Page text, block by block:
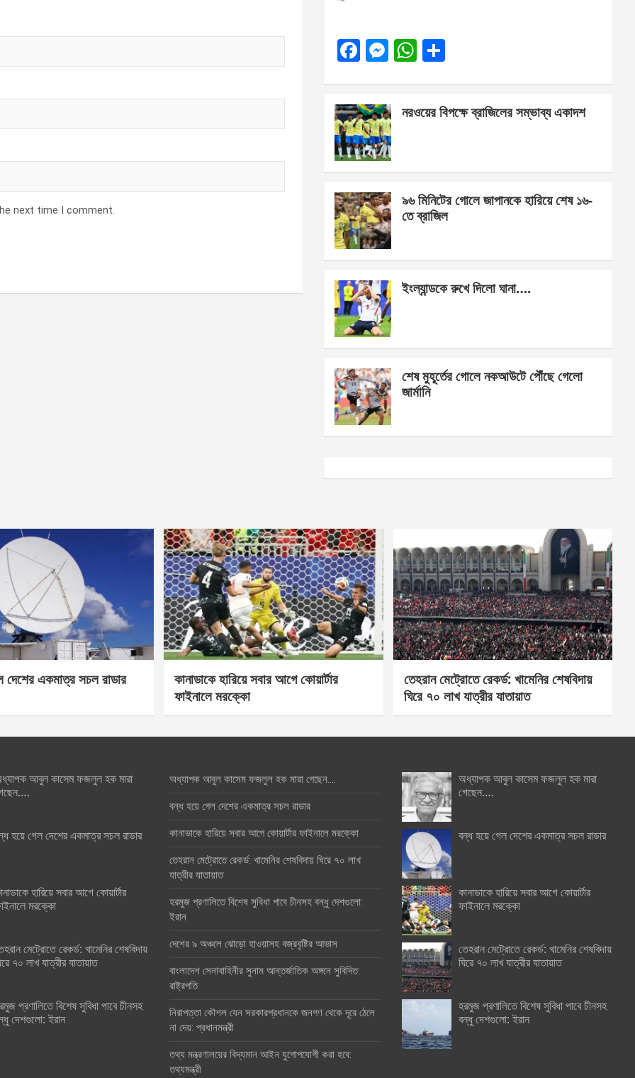
next time I comment.
F
b
o
o
k
M
n
g
er
W
s
e
নরওয়ের বিপক্ষে ব্রাজিলের সম্ভাব্য একাদশ
৯৬ মিনিটের গোলে জাপানকে হারিয়ে শেষ ১৬-
তে ব্রাজিল
ইংল্যান্ডকে রুখে দিলো ঘানা….
শেষ মুহূর্তের গোলে নকআউটে পৌঁছে গেলো
জার্মানি
দেশের একমাত্র সচল রাডার
কানাডাকে হারিয়ে সবার আগে কোয়ার্টার
ফাইনালে মরক্কো
তেহরান মেট্রোতে রেকর্ড: খামেনির শেষবিদায়
ঘিরে ৭০ লাখ যাত্রীর যাতায়াত
আবুল কাসেম ফজলুল হক মারা
হয়ে গেল দেশের একমাত্র সচল রাডার
হারিয়ে সবার আগে কোয়ার্টার
মরক্কো
মেট্রোতে রেকর্ড: খামেনির শেষবিদায়
৭০ লাখ যাত্রীর যাতায়াত
প্রণালিতে বিশেষ সুবিধা পাবে চীনসহ
দেশগুলো: ইরান
অধ্যাপক আবুল কাসেম ফজলুল হক মারা গেছেন….
বন্ধ হয়ে গেল দেশের একমাত্র সচল রাডার
কানাডাকে হারিয়ে সবার আগে কোয়ার্টার ফাইনালে মরক্কো
তেহরান মেট্রোতে রেকর্ড: খামেনির শেষবিদায় ঘিরে ৭০ লাখ
যাত্রীর যাতায়াত
হরমুজ প্রণালিতে বিশেষ সুবিধা পাবে চীনসহ বন্ধু দেশগুলো:
ইরান
দেশের ৯ অঞ্চলে ঝোড়ো হাওয়াসহ বজ্রবৃষ্টির আভাস
বাংলাদেশ সেনাবাহিনীর সুনাম আন্তর্জাতিক অঙ্গনে সুবিদিত:
রাষ্ট্রপতি
নিরাপত্তা কৌশল যেন সরকারপ্রধানকে জনগণ থেকে দূরে ঠেলে
না দেয়: প্রধানমন্ত্রী
তথ্য মন্ত্রণালয়ের বিদ্যমান আইন যুগোপযোগী করা হবে:
তথ্যমন্ত্রী
অধ্যাপক আবুল কাসেম ফজলুল হক মারা
গেছেন….
বন্ধ হয়ে গেল দেশের একমাত্র সচল রাডার
কানাডাকে হারিয়ে সবার আগে কোয়ার্টার
ফাইনালে মরক্কো
তেহরান মেট্রোতে রেকর্ড: খামেনির শেষবিদায়
ঘিরে ৭০ লাখ যাত্রীর যাতায়াত
হরমুজ প্রণালিতে বিশেষ সুবিধা পাবে চীনসহ
বন্ধু দেশগুলো: ইরান